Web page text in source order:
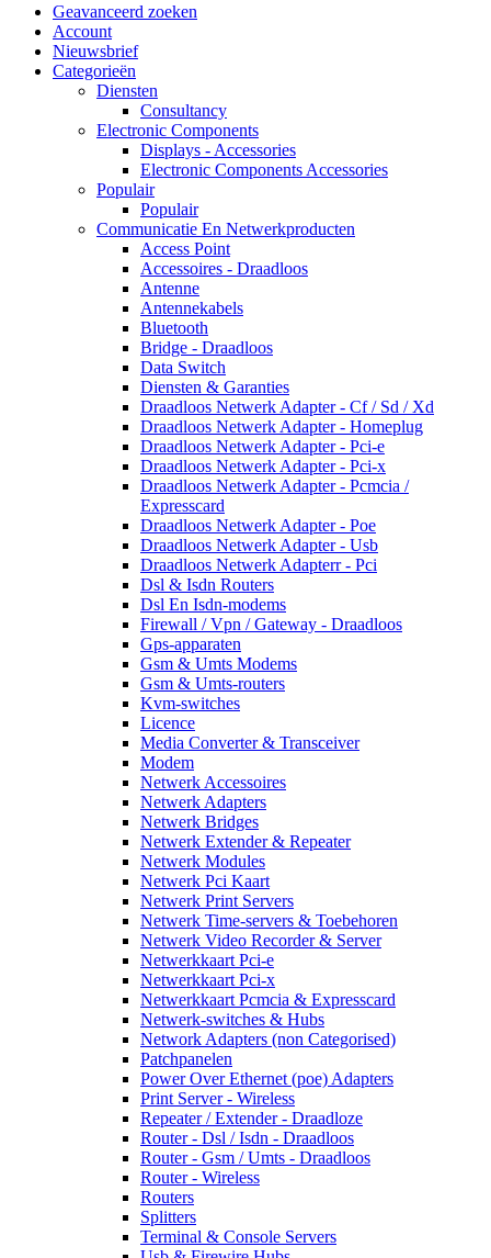
Geavanceerd zoeken
Account
Nieuwsbrief
Categorieën
Diensten
Consultancy
Electronic Components
Displays - Accessories
Electronic Components Accessories
Populair
Populair
Communicatie En Netwerkproducten
Access Point
Accessoires - Draadloos
Antenne
Antennekabels
Bluetooth
Bridge - Draadloos
Data Switch
Diensten & Garanties
Draadloos Netwerk Adapter - Cf / Sd / Xd
Draadloos Netwerk Adapter - Homeplug
Draadloos Netwerk Adapter - Pci-e
Draadloos Netwerk Adapter - Pci-x
Draadloos Netwerk Adapter - Pcmcia /
Expresscard
Draadloos Netwerk Adapter - Poe
Draadloos Netwerk Adapter - Usb
Draadloos Netwerk Adapterr - Pci
Dsl & Isdn Routers
Dsl En Isdn-modems
Firewall / Vpn / Gateway - Draadloos
Gps-apparaten
Gsm & Umts Modems
Gsm & Umts-routers
Kvm-switches
Licence
Media Converter & Transceiver
Modem
Netwerk Accessoires
Netwerk Adapters
Netwerk Bridges
Netwerk Extender & Repeater
Netwerk Modules
Netwerk Pci Kaart
Netwerk Print Servers
Netwerk Time-servers & Toebehoren
Netwerk Video Recorder & Server
Netwerkkaart Pci-e
Netwerkkaart Pci-x
Netwerkkaart Pcmcia & Expresscard
Netwerk-switches & Hubs
Network Adapters (non Categorised)
Patchpanelen
Power Over Ethernet (poe) Adapters
Print Server - Wireless
Repeater / Extender - Draadloze
Router - Dsl / Isdn - Draadloos
Router - Gsm / Umts - Draadloos
Router - Wireless
Routers
Splitters
Terminal & Console Servers